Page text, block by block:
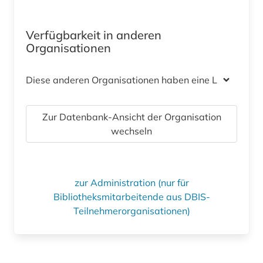
Verfügbarkeit in anderen
Organisationen
Diese anderen Organisationen haben eine Lizenz
Zur Datenbank-Ansicht der Organisation
wechseln
zur Administration (nur für
Bibliotheksmitarbeitende aus DBIS-
Teilnehmerorganisationen)